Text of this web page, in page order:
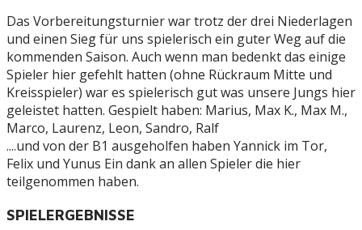
Das Vorbereitungsturnier war trotz der drei Niederlagen
und einen Sieg für uns spielerisch ein guter Weg auf die
kommenden Saison. Auch wenn man bedenkt das einige
Spieler hier gefehlt hatten (ohne Rückraum Mitte und
Kreisspieler) war es spielerisch gut was unsere Jungs hier
geleistet hatten. Gespielt haben: Marius, Max K., Max M.,
Marco, Laurenz, Leon, Sandro, Ralf
....und von der B1 ausgeholfen haben Yannick im Tor,
Felix und Yunus Ein dank an allen Spieler die hier
teilgenommen haben.
SPIELERGEBNISSE